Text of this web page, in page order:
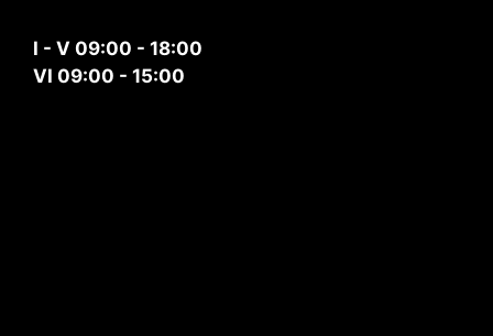
I - V 09:00 - 18:00
VI 09:00 - 15:00